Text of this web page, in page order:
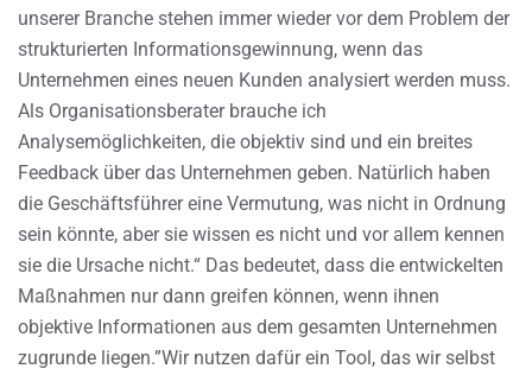
unserer Branche stehen immer wieder vor dem Problem der
strukturierten Informationsgewinnung, wenn das
Unternehmen eines neuen Kunden analysiert werden muss.
Als Organisationsberater brauche ich
Analysemöglichkeiten, die objektiv sind und ein breites
Feedback über das Unternehmen geben. Natürlich haben
die Geschäftsführer eine Vermutung, was nicht in Ordnung
sein könnte, aber sie wissen es nicht und vor allem kennen
sie die Ursache nicht.“ Das bedeutet, dass die entwickelten
Maßnahmen nur dann greifen können, wenn ihnen
objektive Informationen aus dem gesamten Unternehmen
zugrunde liegen.”Wir nutzen dafür ein Tool, das wir selbst